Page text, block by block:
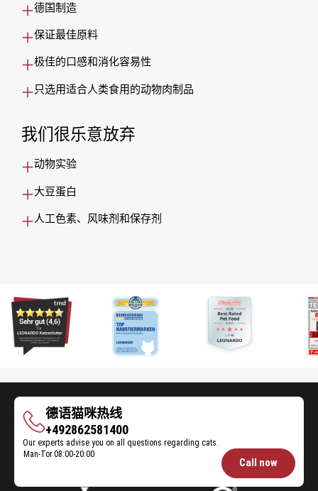
德国制造
保证最佳原料
极佳的口感和消化容易性
只选用适合人类食用的动物肉制品
我们很乐意放弃
动物实验
大豆蛋白
人工色素、风味剂和保存剂
德语猫咪热线
德
语
猫
+492862581400
Our experts advise you on all questions regarding cats.
Opening
Man-Tor08:00-20:00
Call now